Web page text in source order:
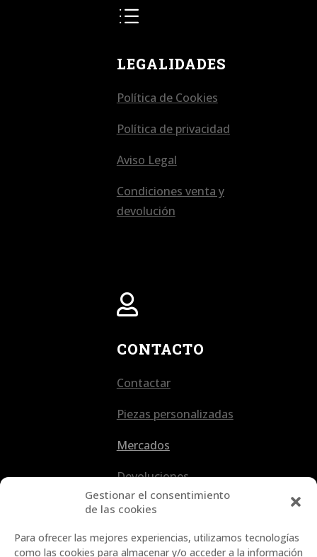
Gestionar el consentimiento
de las cookies
Para ofrecer las mejores experiencias, utilizamos tecnologías
como las cookies para almacenar y/o acceder a la información
d
LEGALIDADES
Política de Cookies
Política de privacidad
Aviso Legal
Condiciones venta y
devolución

CONTACTO
Contactar
Piezas personalizadas
Mercados
Devoluciones